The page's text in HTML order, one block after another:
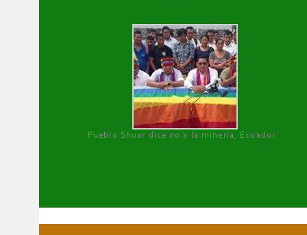
Pueblo Shuar dice no a la minería, Ecuador